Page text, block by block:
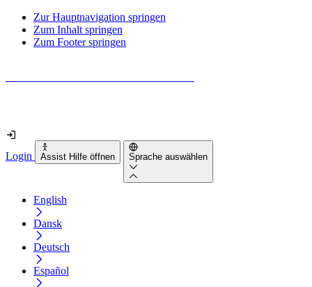
Zur Hauptnavigation springen
Zum Inhalt springen
Zum Footer springen
Login Assist Hilfe öffnen Sprache auswählen
English
Dansk
Deutsch
Español